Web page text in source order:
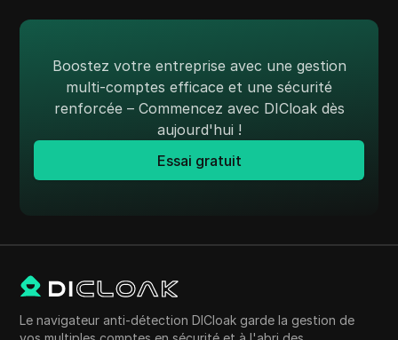
Boostez votre entreprise avec une gestion
multi-comptes efficace et une sécurité
renforcée – Commencez avec DICloak dès
aujourd'hui !
Essai gratuit
Le navigateur anti-détection DICloak garde la gestion de